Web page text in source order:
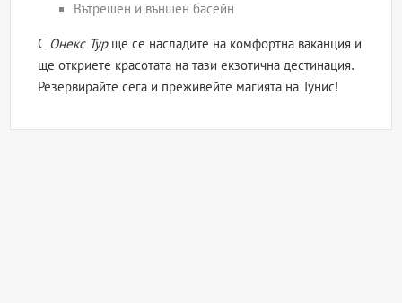
Вътрешен и външен басейн
С Онекс Турще се насладите на комфортна ваканция и
ще откриете красотата на тази екзотична дестинация.
Резервирайте сега и преживейте магията на Тунис!